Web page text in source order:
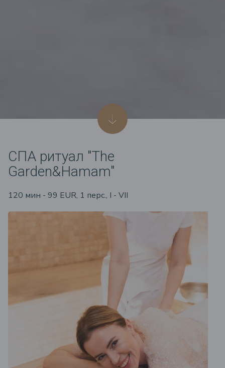
СПА ритуал "The
Garden&Hamam"
120 мин - 99 EUR, 1 перс., I - VII